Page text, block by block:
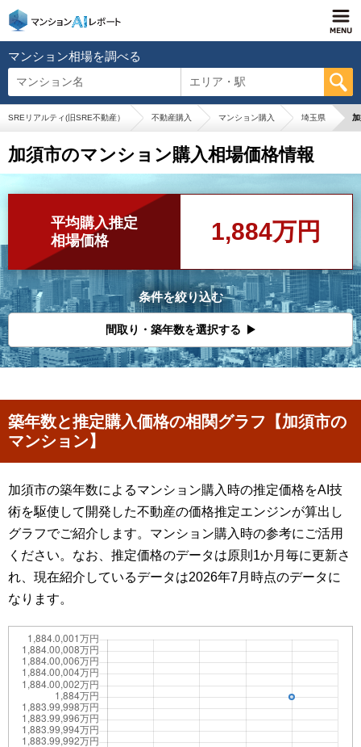
マンション相場を調べる
マンション名 エリア・駅
SREリアルティ(旧SRE不動産） 不動産購入 マンション購入 埼玉県
加須市のマンション購入相場価格情報
平均購入推定
相場価格
1,884万円
条件を絞り込む
間取り・築年数を選択する
築年数と推定購入価格の相関グラフ【加須市の
マンション】
加須市の築年数によるマンション購入時の推定価格をAI技
術を駆使して開発した不動産の価格推定エンジンが算出し
グラフでご紹介します。マンション購入時の参考にご活用
ください。なお、推定価格のデータは原則1か月毎に更新さ
れ、現在紹介しているデータは2026年7月時点のデータに
なります。